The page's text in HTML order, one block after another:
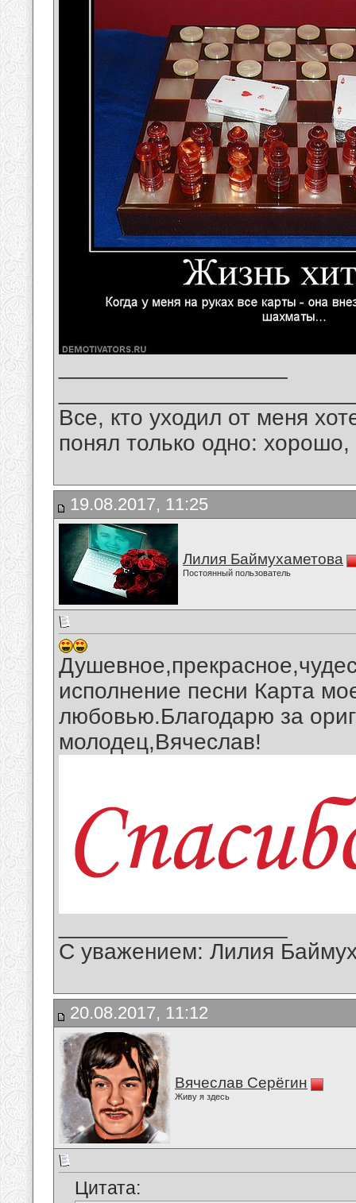
Все, кто уходил от меня
понял только одно:
19.08.2017, 11:25
Лилия Баймухаметова
Постоянный пользователь
исполнение песни Карта
любовью.Благодарю за
молодец,Вячеслав!
С уважением: Лилия
20.08.2017, 11:12
Вячеслав Серёгин
Живу я здесь
Цитата: